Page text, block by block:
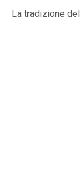
La tradizione